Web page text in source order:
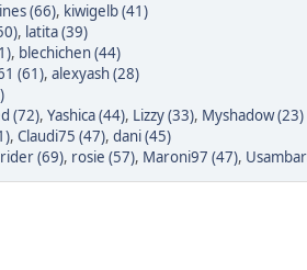
(66), kiwigelb (41)
, latita (39)
, blechichen (44)
(61), alexyash (28)
(72), Yashica (44), Lizzy (33), Myshadow (23)
, Claudi75 (47), dani (45)
(69), rosie (57), Maroni97 (47),